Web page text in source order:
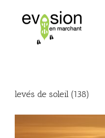
levés de soleil (138)